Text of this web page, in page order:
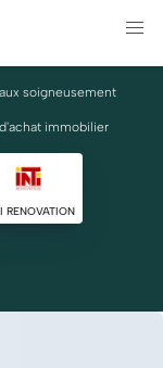
soigneusement
immobilier
RENOVATION